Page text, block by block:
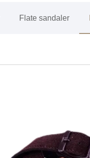
Flate sandaler